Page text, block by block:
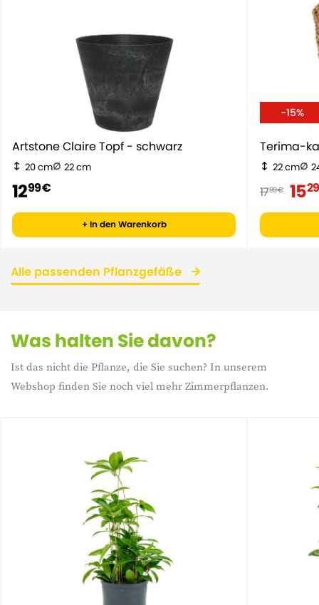
Artstone Claire Topf - schwarz
20 cm 22 cm
1299 €
+ In den Warenkorb
-15%
Terima-
22 cm
1799 € 15
Alle passenden Pflanzgefäße
Was halten Sie davon?
Ist das nicht die Pflanze, die Sie suchen? In unserem
Webshop finden Sie noch viel mehr Zimmerpflanzen.